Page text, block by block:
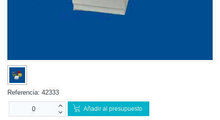
Referencia: 42333
Añadir al presupuesto